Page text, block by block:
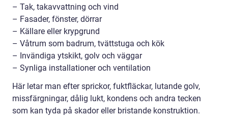
– Tak, takavvattning och vind
– Fasader, fönster, dörrar
– Källare eller krypgrund
– Våtrum som badrum, tvättstuga och kök
– Invändiga ytskikt, golv och väggar
– Synliga installationer och ventilation
Här letar man efter sprickor, fuktfläckar, lutande golv,
missfärgningar, dålig lukt, kondens och andra tecken
som kan tyda på skador eller bristande konstruktion.